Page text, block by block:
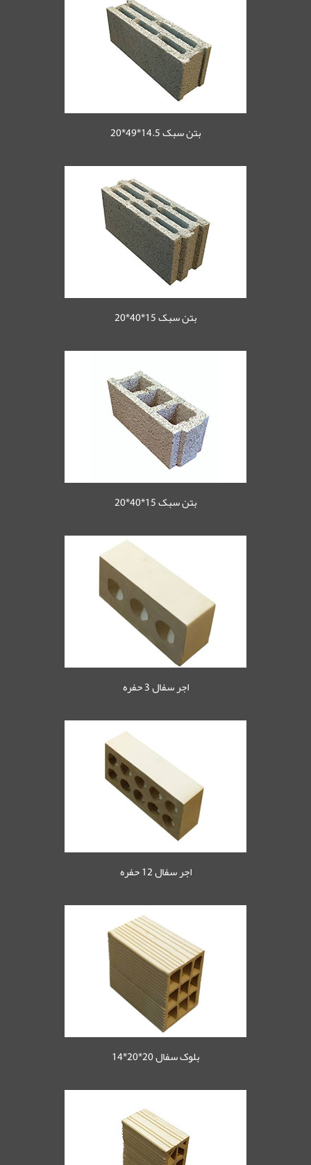
بتن سبک 14.5*49*20
بتن سبک 15*40*20
بتن سبک 15*40*20
اجر سفال 3 حفره
اجر سفال 12 حفره
بلوک سفال 20*20*14